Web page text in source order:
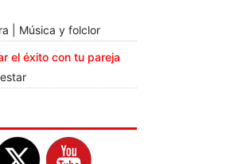
| Música y folclor
el éxito con tu pareja